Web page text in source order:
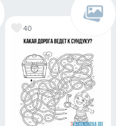
40